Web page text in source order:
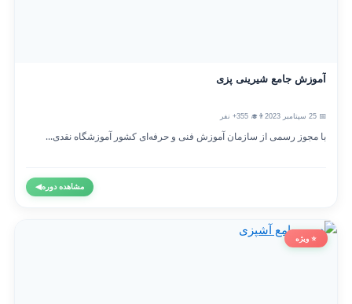
آموزش جامع شیرینی پزی
👨‍🎓 355+ نفر
با مجوز رسمی از سازمان آموزش فنی و حرفه‌ای کشور آموزشگاه نقدی...
مشاهده دوره◀
⭐ ویژه